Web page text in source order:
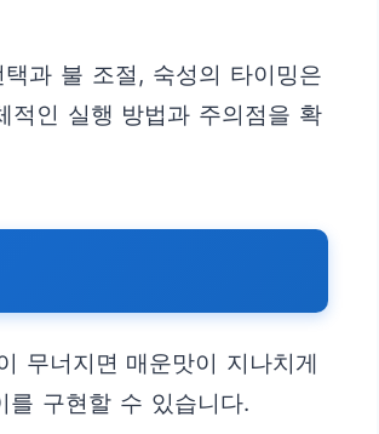
과 불 조절, 숙성의 타이밍은
적인 실행 방법과 주의점을 확
무너지면 매운맛이 지나치게
를 구현할 수 있습니다.